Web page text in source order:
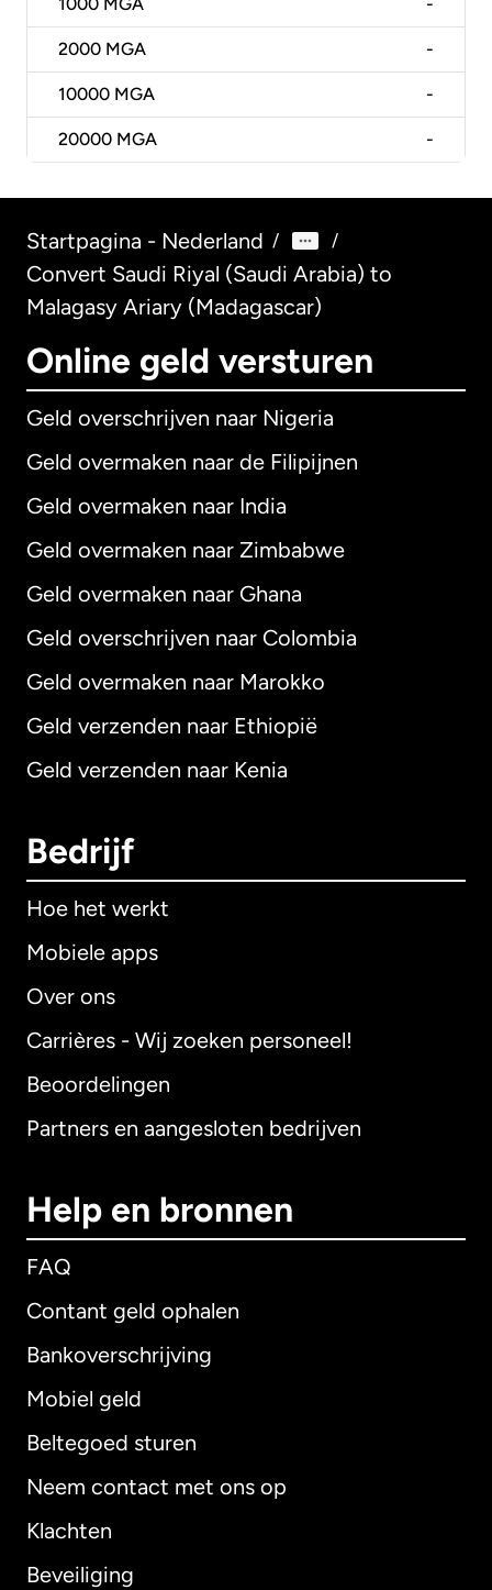
1000 MGA -
2000 MGA -
10000 MGA -
20000 MGA -
Startpagina - Nederland / /
Convert Saudi Riyal (Saudi Arabia) to
Malagasy Ariary (Madagascar)
Online geld versturen
Geld overschrijven naar Nigeria
Geld overmaken naar de Filipijnen
Geld overmaken naar India
Geld overmaken naar Zimbabwe
Geld overmaken naar Ghana
Geld overschrijven naar Colombia
Geld overmaken naar Marokko
Geld verzenden naar Ethiopië
Geld verzenden naar Kenia
Bedrijf
Hoe het werkt
Mobiele apps
Over ons
Carrières - Wij zoeken personeel!
Beoordelingen
Partners en aangesloten bedrijven
Help en bronnen
FAQ
Contant geld ophalen
Bankoverschrijving
Mobiel geld
Beltegoed sturen
Neem contact met ons op
Klachten
Beveiliging